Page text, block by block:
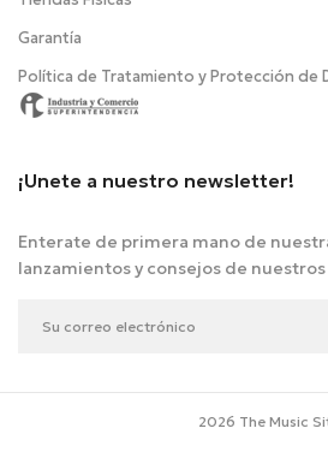
Garantía
Política de Tratamiento y Protección de
¡Unete a nuestro newsletter!
Enterate de primera mano de
lanzamientos y consejos de
2026 The Music